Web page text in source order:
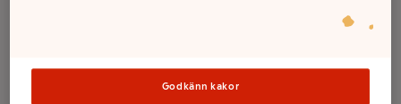
Godkänn kakor